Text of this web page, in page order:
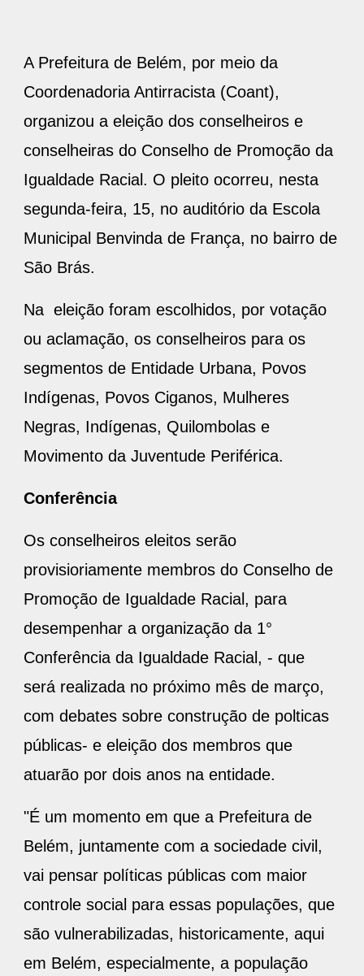
A Prefeitura de Belém, por meio da
Coordenadoria Antirracista (Coant),
organizou a eleição dos conselheiros e
conselheiras do Conselho de Promoção da
Igualdade Racial. O pleito ocorreu, nesta
segunda-feira, 15, no auditório da Escola
Municipal Benvinda de França, no bairro de
São Brás.
Na eleição foram escolhidos, por votação
ou aclamação, os conselheiros para os
segmentos de Entidade Urbana, Povos
Indígenas, Povos Ciganos, Mulheres
Negras, Indígenas, Quilombolas e
Movimento da Juventude Periférica.
Conferência
Os conselheiros eleitos serão
provisioriamente membros do Conselho de
Promoção de Igualdade Racial, para
desempenhar a organização da 1°
Conferência da Igualdade Racial, - que
será realizada no próximo mês de março,
com debates sobre construção de polticas
públicas- e eleição dos membros que
atuarão por dois anos na entidade.
"É um momento em que a Prefeitura de
Belém, juntamente com a sociedade civil,
vai pensar políticas públicas com maior
controle social para essas populações, que
são vulnerabilizadas, historicamente, aqui
em Belém, especialmente, a população